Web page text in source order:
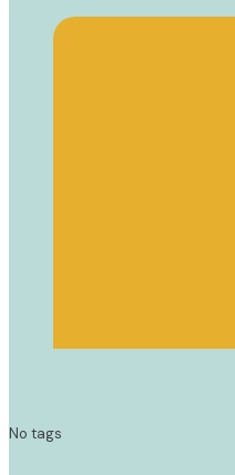
No tags